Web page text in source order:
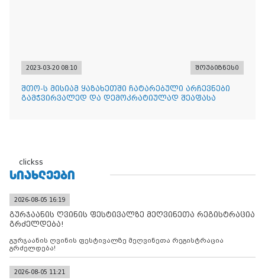
2023-03-20 08:10 შოუბიზნესი
შთო-ს მისიამ ყაზახეთში ჩატარებული არჩევნები
გამჭვირვალედ და დემოკრატიულად შეაფასა
clickss
ᲡᲘᲐᲮᲚᲔᲔᲑᲘ
2026-08-05 16:19
გურჯაანის ღვინის ფესტივალზე მეღვინეთა რეგისტრაცია
გრძელდება!
გურჯაანის ღვინის ფესტივალზე მეღვინეთა რეგისტრაცია
გრძელდება!
2026-08-05 11:21